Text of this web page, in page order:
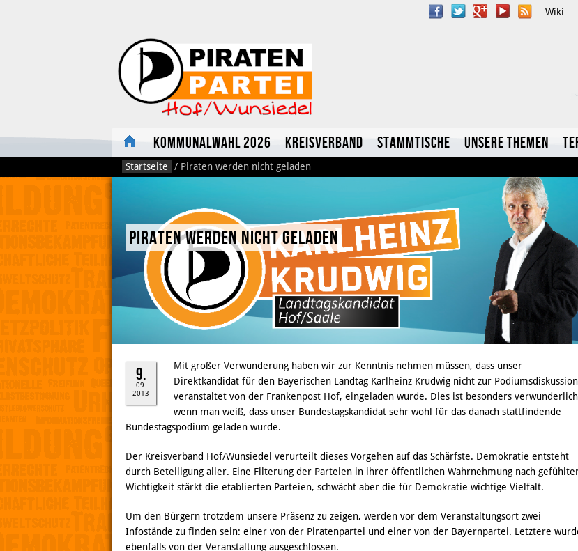
Facebook
Google
Plus
YouTube
Wiki
Kommunalwahl 2026 Kreisverband Stammtische Unsere Themen
Startseite / Piraten werden nicht geladen
Piraten werden nicht geladen
9.
09.
2013
Mit großer Verwunderung haben wir zur Kenntnis nehmen müssen, dass unser
Direktkandidat für den Bayerischen Landtag Karlheinz Krudwig nicht zur
veranstaltet von der Frankenpost Hof, eingeladen wurde. Dies ist besonders verwunderlich
wenn man weiß, dass unser Bundestagskandidat sehr wohl für das danach stattfindende
Bundestagspodium geladen wurde.
Der Kreisverband Hof/Wunsiedel verurteilt dieses Vorgehen auf das Schärfste. Demokratie entsteht
durch Beteiligung aller. Eine Filterung der Parteien in ihrer öffentlichen Wahrnehmung nach
Wichtigkeit stärkt die etablierten Parteien, schwächt aber die für Demokratie wichtige Vielfalt.
Um den Bürgern trotzdem unsere Präsenz zu zeigen, werden vor dem Veranstaltungsort zwei
Infostände zu finden sein: einer von der Piratenpartei und einer von der Bayernpartei. Letztere
ebenfalls von der Veranstaltung ausgeschlossen.